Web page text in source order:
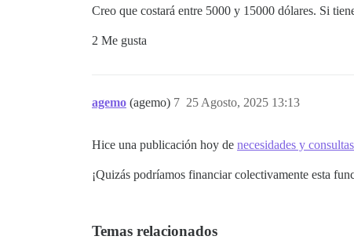
Creo que costará entre 5000 y 15000 dólares. Si
2 Me gusta
agemo (agemo) 25 Agosto, 2025 13:13
7
Hice una publicación hoy de necesidades y
¡Quizás podríamos financiar colectivamente esta
Temas relacionados